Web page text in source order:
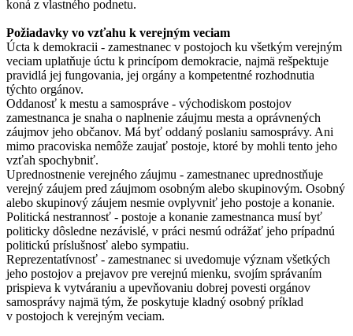
koná z vlastného podnetu.
Požiadavky vo vzťahu k verejným veciam
Úcta k demokracii - zamestnanec v postojoch ku všetkým verejným
veciam uplatňuje úctu k princípom demokracie, najmä rešpektuje
pravidlá jej fungovania, jej orgány a kompetentné rozhodnutia
týchto orgánov.
Oddanosť k mestu a samospráve - východiskom postojov
zamestnanca je snaha o naplnenie záujmu mesta a oprávnených
záujmov jeho občanov. Má byť oddaný poslaniu samosprávy. Ani
mimo pracoviska nemôže zaujať postoje, ktoré by mohli tento jeho
vzťah spochybniť.
Uprednostnenie verejného záujmu - zamestnanec uprednostňuje
verejný záujem pred záujmom osobným alebo skupinovým. Osobný
alebo skupinový záujem nesmie ovplyvniť jeho postoje a konanie.
Politická nestrannosť - postoje a konanie zamestnanca musí byť
politicky dôsledne nezávislé, v práci nesmú odrážať jeho prípadnú
politickú príslušnosť alebo sympatiu.
Reprezentatívnosť - zamestnanec si uvedomuje význam všetkých
jeho postojov a prejavov pre verejnú mienku, svojím správaním
prispieva k vytváraniu a upevňovaniu dobrej povesti orgánov
samosprávy najmä tým, že poskytuje kladný osobný príklad
v postojoch k verejným veciam.